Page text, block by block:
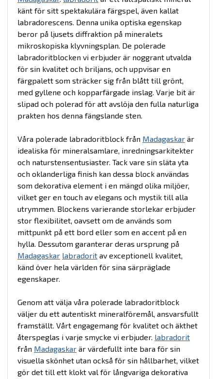
känt för sitt spektakulära färgspel, även kallat
labradorescens. Denna unika optiska egenskap
beror på ljusets diffraktion på mineralets
mikroskopiska klyvningsplan. De polerade
labradoritblocken vi erbjuder är noggrant utvalda
för sin kvalitet och briljans, och uppvisar en
färgpalett som sträcker sig från blått till grönt,
med gyllene och kopparfärgade inslag. Varje bit är
slipad och polerad för att avslöja den fulla naturliga
prakten hos denna fängslande sten.
Våra polerade labradoritblock från Madagaskar är
idealiska för mineralsamlare, inredningsarkitekter
och naturstensentusiaster. Tack vare sin släta yta
och oklanderliga finish kan dessa block användas
som dekorativa element i en mängd olika miljöer,
vilket ger en touch av elegans och mystik till alla
utrymmen. Blockens varierande storlekar erbjuder
stor flexibilitet, oavsett om de används som
mittpunkt på ett bord eller som en accent på en
hylla. Dessutom garanterar deras ursprung på
Madagaskar labradorit av exceptionell kvalitet,
känd över hela världen för sina särpräglade
egenskaper.
Genom att välja våra polerade labradoritblock
väljer du ett autentiskt mineralföremål, ansvarsfullt
framställt. Vårt engagemang för kvalitet och äkthet
återspeglas i varje smycke vi erbjuder. labradorit
från Madagaskar är värdefullt inte bara för sin
visuella skönhet utan också för sin hållbarhet, vilket
gör det till ett klokt val för långvariga dekorativa